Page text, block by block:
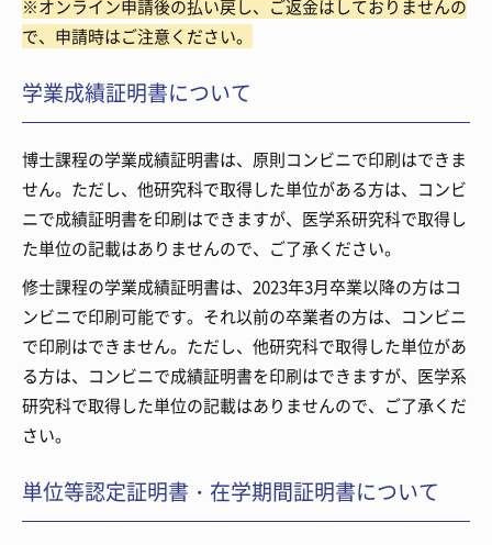
※オンライン申請後の払い戻し、ご返金はしておりませんの
で、申請時はご注意ください。
学業成績証明書について
博士課程の学業成績証明書は、原則コンビニで印刷はできま
せん。ただし、他研究科で取得した単位がある方は、コンビ
ニで成績証明書を印刷はできますが、医学系研究科で取得し
た単位の記載はありませんので、ご了承ください。
修士課程の学業成績証明書は、2023年3月卒業以降の方はコ
ンビニで印刷可能です。それ以前の卒業者の方は、コンビニ
で印刷はできません。ただし、他研究科で取得した単位があ
る方は、コンビニで成績証明書を印刷はできますが、医学系
研究科で取得した単位の記載はありませんので、ご了承くだ
さい。
単位等認定証明書・在学期間証明書について